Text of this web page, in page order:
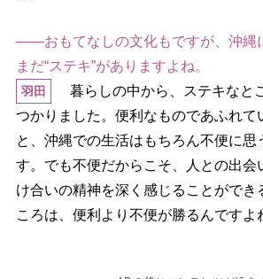
――おもてなしの文化もですが、沖縄
まだ“ステキ”がありますよね。
羽田
暮らしの中から、ステキなと
つかりました。便利なものであふれて
と、沖縄での生活はもちろん不便に思
す。でも不便だからこそ、人との出会
け合いの精神を深く感じることができ
ころは、便利より不便が勝るんですよ